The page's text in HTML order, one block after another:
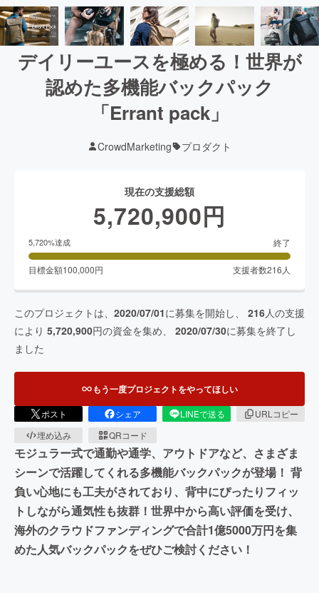
デイリーユースを極める！世界が
認めた多機能バックパック
「Errant pack」
CrowdMarketing プロダクト
現在の支援総額
5,720,900円
5,720%達成 終了
目標金額100,000円 支援者数216 人
このプロジェクトは、 2020/07/01に募集を開始し、 216人の支援
により 5,720,900円の資金を集め、 2020/07/30に募集を終了し
ました
もう一度プロジェクトをやってほしい
ポスト シェア LINEで送る
URLコピー
埋め込み
QRコード
モジュラー式で通勤や通学、アウトドアなど、さまざま
シーンで活躍してくれる多機能バックパックが登場！ 背
負い心地にも工夫がされており、背中にぴったりフィッ
トしながら通気性も抜群！世界中から高い評価を受け、
海外のクラウドファンディングで合計1億5000万円を集
めた人気バックパックをぜひご検討ください！